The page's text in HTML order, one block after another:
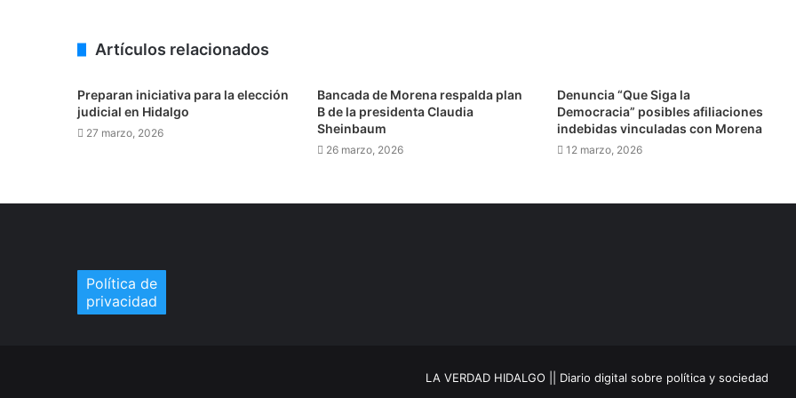
Artículos relacionados
Preparan iniciativa para la elección
judicial en Hidalgo
27 marzo, 2026
Bancada de Morena respalda plan
B de la presidenta Claudia
Sheinbaum
26 marzo, 2026
Denuncia “Que Siga la
Democracia” posibles afiliaciones
indebidas vinculadas con Morena
12 marzo, 2026
Política de
privacidad
LA VERDAD HIDALGO || Diario digital sobre política y sociedad